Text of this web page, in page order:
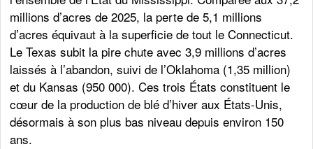
millions d’acres de 2025, la perte de 5,1 millions
d’acres équivaut à la superficie de tout le Connecticut.
Le Texas subit la pire chute avec 3,9 millions d’acres
laissés à l’abandon, suivi de l’Oklahoma (1,35 million)
et du Kansas (950 000). Ces trois États constituent le
cœur de la production de blé d’hiver aux États-Unis,
désormais à son plus bas niveau depuis environ 150
ans.